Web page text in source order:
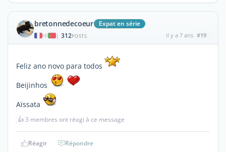
bretonnedecoeur Expat en série
| 312POSTS il y a 7 ans #19
Feliz ano novo para todos
Beijinhos
Aïssata
👍3 membres ont réagi à ce message
Réagir Répondre